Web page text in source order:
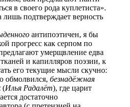
в своего рода куплетиста».
подтверждает верность
антипоэтичен, я бы
прогресс как серпом по
умерщвление едва
и капилляров поэзии, к
его текущие мысли скучно:
обмолвился, безнадёжная
(Илья Радалёт), где царит
достаточно